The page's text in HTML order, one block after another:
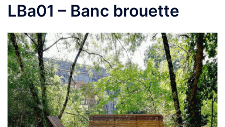
LBa01 – Banc brouette